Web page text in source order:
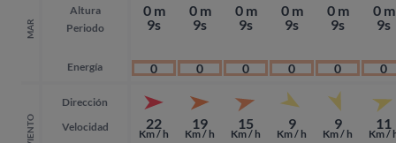
MAR
Altura
Periodo
Energía
VIENTO
Dirección
Velocidad
0 m
9s
0
22
Km / h
0 m
9s
0
19
Km / h
0 m
9s
0
15
Km / h
0 m
9s
0
9
Km / h
0 m
9s
0
9
Km / h
0 m
9s
0
11
Km /